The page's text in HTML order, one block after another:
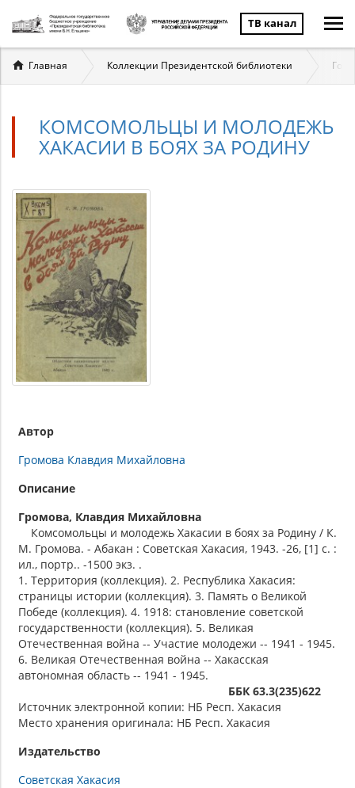
ТВ канал
Вы
здесь
Главная Коллекции Президентской библиотеки
КОМСОМОЛЬЦЫ И МОЛОДЕЖЬ
ХАКАСИИ В БОЯХ ЗА РОДИНУ
Автор
Громова Клавдия Михайловна
Описание
Громова, Клавдия Михайловна
Комсомольцы и молодежь Хакасии в боях за Родину / К.
М. Громова. - Абакан : Советская Хакасия, 1943. -26, [1] с. :
ил., портр.. -1500 экз. .
1. Территория (коллекция). 2. Республика Хакасия:
страницы истории (коллекция). 3. Память о Великой
Победе (коллекция). 4. 1918: становление советской
государственности (коллекция). 5. Великая
Отечественная война -- Участие молодежи -- 1941 - 1945.
6. Великая Отечественная война -- Хакасская
автономная область -- 1941 - 1945.
ББК 63.3(235)622
Источник электронной копии: НБ Респ. Хакасия
Место хранения оригинала: НБ Респ. Хакасия
Издательство
Советская Хакасия